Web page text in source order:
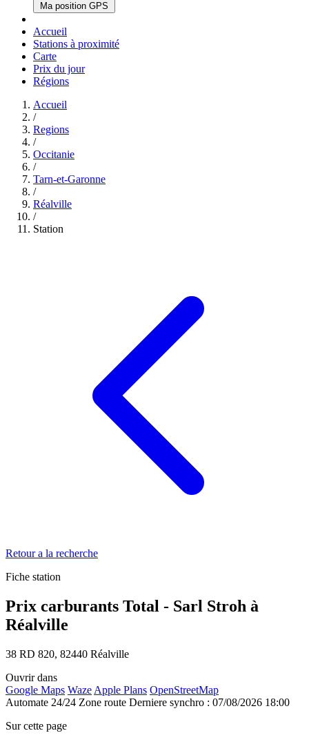
Ma position GPS
Accueil
Stations à proximité
Carte
Prix du jour
Régions
Accueil
/
Regions
/
Occitanie
/
Tarn-et-Garonne
/
Réalville
/
Station
Retour a la recherche
Fiche station
Prix carburants Total - Sarl Stroh à
Réalville
38 RD 820, 82440 Réalville
Ouvrir dans
Google Maps Waze Apple Plans OpenStreetMap
Automate 24/24 Zone route Derniere synchro : 07/08/2026 18:00
Sur cette page